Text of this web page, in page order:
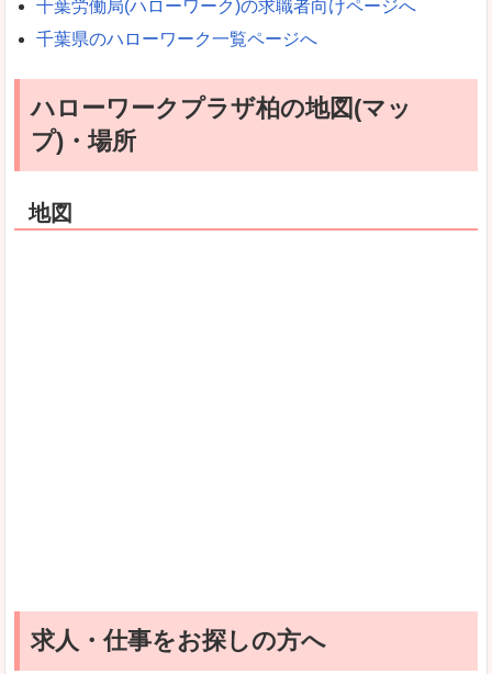
千葉労働局(ハローワーク)の求職者向けページへ
千葉県のハローワーク一覧ページへ
ハローワークプラザ柏の地図(マッ
プ)・場所
地図
求人・仕事をお探しの方へ